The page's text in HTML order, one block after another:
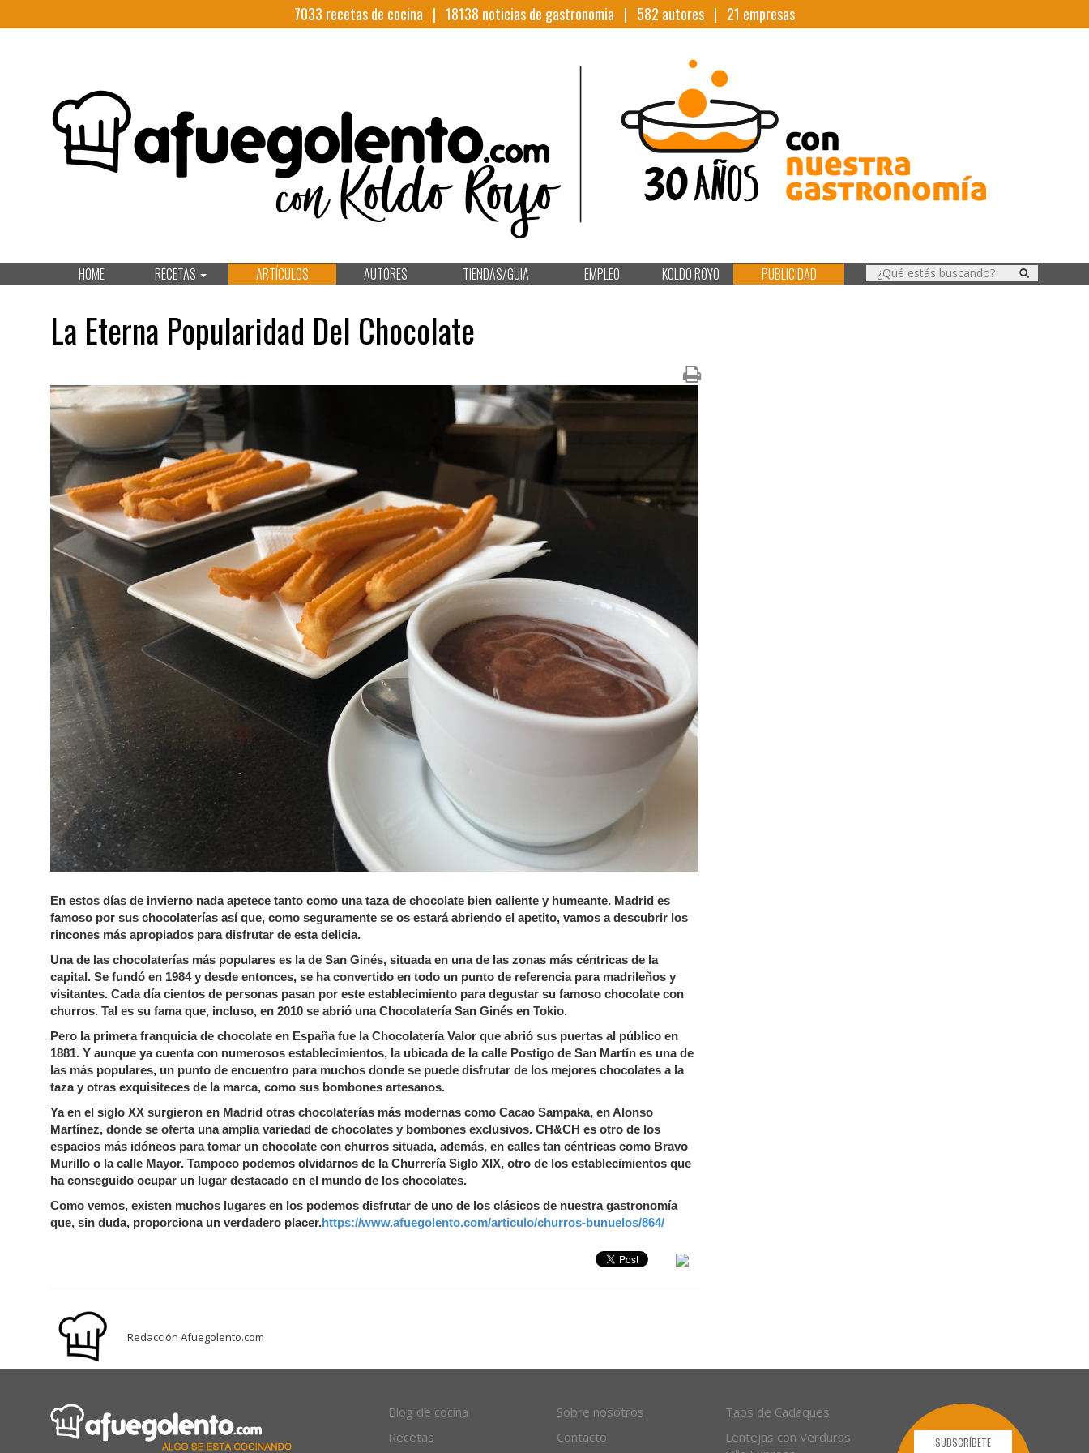
7033 recetas de cocina | 18138 noticias de gastronomia | 582 autores | 21 empresas
HOME RECETAS ARTÍCULOS AUTORES TIENDAS/GUIA EMPLEO KOLDO ROYO PUBLICIDAD
La Eterna Popularidad Del Chocolate
En estos días de invierno nada apetece tanto como una taza de chocolate bien caliente y humeante. Madrid es
famoso por sus chocolaterías así que, como seguramente se os estará abriendo el apetito, vamos a descubrir los
rincones más apropiados para disfrutar de esta delicia.
Una de las chocolaterías más populares es la de San Ginés, situada en una de las zonas más céntricas de la
capital. Se fundó en 1984 y desde entonces, se ha convertido en todo un punto de referencia para madrileños y
visitantes. Cada día cientos de personas pasan por este establecimiento para degustar su famoso chocolate con
churros. Tal es su fama que, incluso, en 2010 se abrió una Chocolatería San Ginés en Tokio.
Pero la primera franquicia de chocolate en España fue la Chocolatería Valor que abrió sus puertas al público en
1881. Y aunque ya cuenta con numerosos establecimientos, la ubicada de la calle Postigo de San Martín es una de
las más populares, un punto de encuentro para muchos donde se puede disfrutar de los mejores chocolates a la
taza y otras exquisiteces de la marca, como sus bombones artesanos.
Ya en el siglo XX surgieron en Madrid otras chocolaterías más modernas como Cacao Sampaka, en Alonso
Martínez, donde se oferta una amplia variedad de chocolates y bombones exclusivos. CH&CH es otro de los
espacios más idóneos para tomar un chocolate con churros situada, además, en calles tan céntricas como Bravo
Murillo o la calle Mayor. Tampoco podemos olvidarnos de la Churrería Siglo XIX, otro de los establecimientos que
ha conseguido ocupar un lugar destacado en el mundo de los chocolates.
Como vemos, existen muchos lugares en los podemos disfrutar de uno de los clásicos de nuestra gastronomía
que, sin duda, proporciona un verdadero placer.https://www.afuegolento.com/articulo/churros-bunuelos/864/
Redacción Afuegolento.com
Blog de cocina
Recetas
Sobre nosotros
Contacto
Taps de Cadaques
Lentejas con Verduras
SUBSCRÍBETE